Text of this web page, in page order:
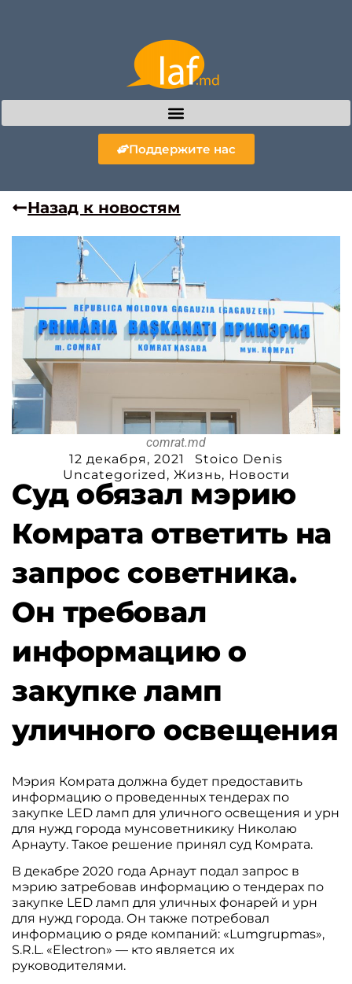
Поддержите нас
Назад к новостям
comrat.md
12 декабря, 2021
Stoico Denis
Uncategorized, Жизнь, Новости
Суд обязал мэрию
Комрата ответить на
запрос советника.
Он требовал
информацию о
закупке ламп
уличного освещения
Мэрия Комрата должна будет предоставить
информацию о проведенных тендерах по
закупке LED ламп для уличного освещения и урн
для нужд города мунсоветникику Николаю
Арнауту. Такое решение принял суд Комрата.
В декабре 2020 года Арнаут подал запрос в
мэрию затребовав информацию о тендерах по
закупке LED ламп для уличных фонарей и урн
для нужд города. Он также потребовал
информацию о ряде компаний: «Lumgrupmas»,
S.R.L. «Electron» — кто является их
руководителями.